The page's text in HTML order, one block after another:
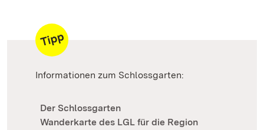
Informationen zum Schlossgarten:
Der Schlossgarten
Wanderkarte des LGL für die Region